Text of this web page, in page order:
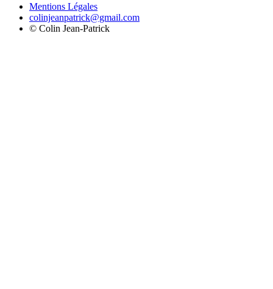
Mentions Légales
colinjeanpatrick@gmail.com
© Colin Jean-Patrick